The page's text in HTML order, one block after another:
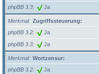
phpBB 3.3 Ja
Merkmal
Zugriffssteuerung:
phpBB 3.2
Ja
phpBB 3.3 Ja
Merkmal
Wortzensur:
phpBB 3.2
Ja